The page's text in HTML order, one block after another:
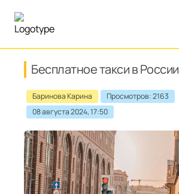
Бесплатное такси в России
Баринова Карина
Просмотров: 2163
08 августа 2024, 17:50